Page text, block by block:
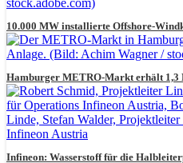
10.000 MW installierte Offshore-
Hamburger METRO-Markt erhält 1,3
Infineon: Wasserstoff für die